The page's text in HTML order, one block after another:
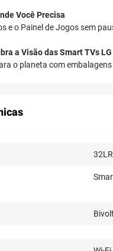
Você Precisa
e o Painel de Jogos sem
a Visão das Smart TVs
o planeta com
Bivolt